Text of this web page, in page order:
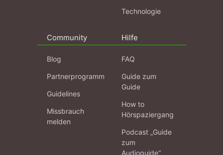
Technologie
Community
Blog
Partnerprogramm
Guidelines
Missbrauch
melden
Hilfe
FAQ
Guide zum
Guide
How to
Hörspaziergang
Podcast „Guide
zum
Audioguide“